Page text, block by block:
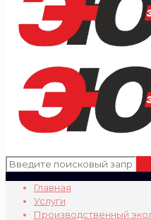
Главная
Услуги
Производственный